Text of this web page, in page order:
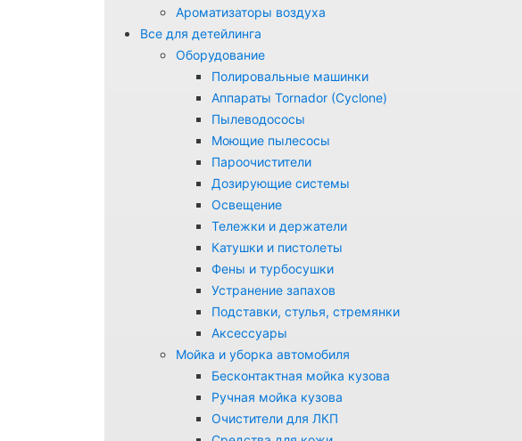
Ароматизаторы воздуха
Все для детейлинга
Оборудование
Полировальные машинки
Аппараты Tornador (Cyclone)
Пылеводососы
Моющие пылесосы
Пароочистители
Дозирующие системы
Освещение
Тележки и держатели
Катушки и пистолеты
Фены и турбосушки
Устранение запахов
Подставки, стулья, стремянки
Аксессуары
Мойка и уборка автомобиля
Бесконтактная мойка кузова
Ручная мойка кузова
Очистители для ЛКП